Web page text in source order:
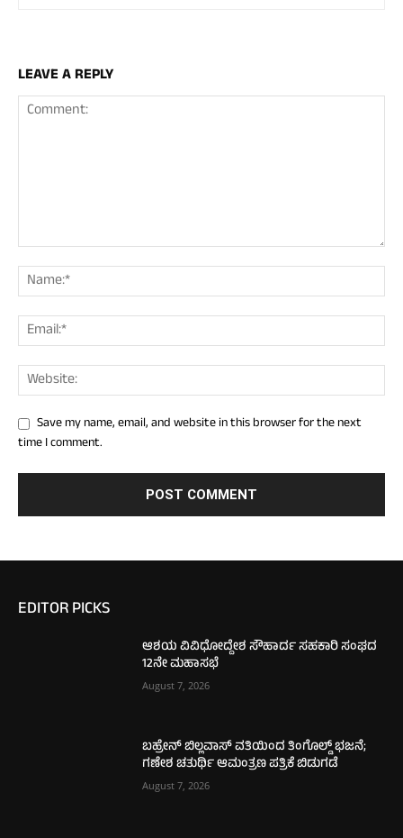
LEAVE A REPLY
Save my name, email, and website in this browser for the next
time I comment.
EDITOR PICKS
ಆಶಯ ವಿವಿಧೋದ್ದೇಶ ಸೌಹಾರ್ದ ಸಹಕಾರಿ ಸಂಘದ
12ನೇ ಮಹಾಸಭೆ
August 7, 2026
ಬಹ್ರೇನ್ ಬಿಲ್ಲವಾಸ್ ವತಿಯಿಂದ ತಿಂಗೊಲ್ಡ್ ಭಜನೆ;
ಗಣೇಶ ಚತುರ್ಥಿ ಆಮಂತ್ರಣ ಪತ್ರಿಕೆ ಬಿಡುಗಡೆ
August 7, 2026